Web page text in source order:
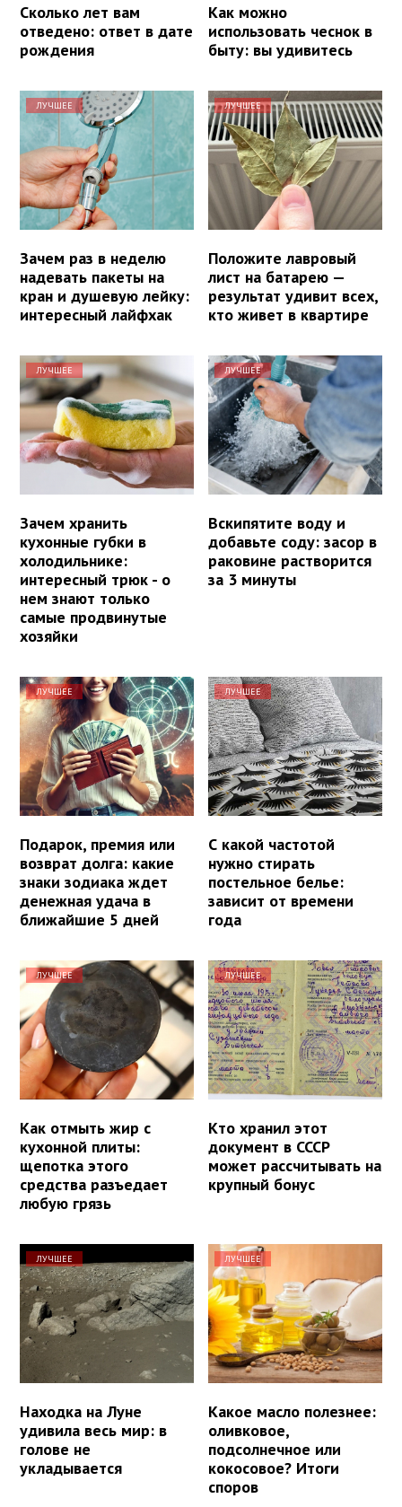
Сколько лет вам
отведено: ответ в дате
рождения
Как можно
использовать чеснок в
быту: вы удивитесь
ЛУЧШЕЕ
Зачем раз в неделю
надевать пакеты на
кран и душевую лейку:
интересный лайфхак
ЛУЧШЕЕ
Положите лавровый
лист на батарею —
результат удивит всех,
кто живет в квартире
ЛУЧШЕЕ
Зачем хранить
кухонные губки в
холодильнике:
интересный трюк - о
нем знают только
самые продвинутые
хозяйки
ЛУЧШЕЕ
Вскипятите воду и
добавьте соду: засор в
раковине растворится
за 3 минуты
ЛУЧШЕЕ
Подарок, премия или
возврат долга: какие
знаки зодиака ждет
денежная удача в
ближайшие 5 дней
ЛУЧШЕЕ
С какой частотой
нужно стирать
постельное белье:
зависит от времени
года
ЛУЧШЕЕ
Как отмыть жир с
кухонной плиты:
щепотка этого
средства разъедает
любую грязь
ЛУЧШЕЕ
Кто хранил этот
документ в СССР
может рассчитывать на
крупный бонус
ЛУЧШЕЕ
Находка на Луне
удивила весь мир: в
голове не
укладывается
ЛУЧШЕЕ
Какое масло полезнее:
оливковое,
подсолнечное или
кокосовое? Итоги
споров